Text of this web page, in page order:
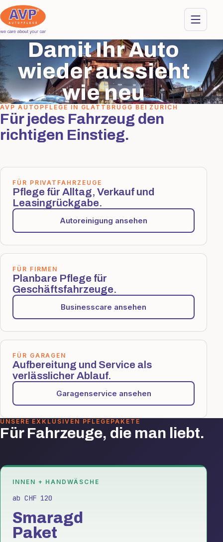
Damit Ihr Auto
wieder aussieht
wie neu
AVP AUTOPFLEGE IN GLATTBRUGG BEI ZÜRICH
Für jedes Fahrzeug den
richtigen Einstieg.
FÜR PRIVATFAHRZEUGE
Pflege für Alltag, Verkauf und
Leasingrückgabe.
Autoreinigung ansehen
FÜR FIRMEN
Planbare Pflege für
Geschäftsfahrzeuge.
Businesscare ansehen
FÜR GARAGEN
Aufbereitung und Service als
verlässlicher Ablauf.
Garagenservice ansehen
UNSERE EXKLUSIVEN PFLEGEPAKETE
Für Fahrzeuge, die man liebt.
INNEN + HANDWÄSCHE
ab CHF 120
Smaragd
Paket